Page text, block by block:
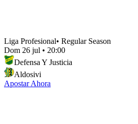
Liga Profesional• Regular Season
Dom 26 jul • 20:00
Defensa Y Justicia
Aldosivi
Apostar Ahora